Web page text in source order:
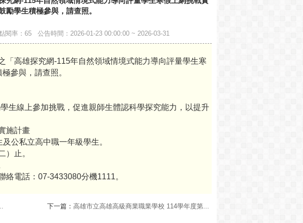
勵學生積極參與，請查照。
率：65 公告時間：2026-01-23 00:00:00 ~ 2026-03-31
「高雄探究網-115年自然領域情境式能力導向評量學生寒
參與，請查照。
生線上參加挑戰，促進親師生體認科學探究能力，以提升
施計畫
公私立高中職一年級學生。
）止。
絡電話：07-3433080分機1111。
下一篇： 高雄市立高雄高級商業職業學校 114學年度第...